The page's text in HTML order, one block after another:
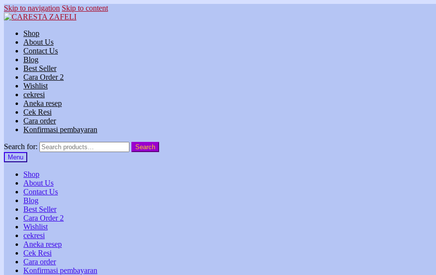
Skip to navigation Skip to content
Shop
About Us
Contact Us
Blog
Best Seller
Cara Order 2
Wishlist
cekresi
Aneka resep
Cek Resi
Cara order
Konfirmasi pembayaran
Search for:
Search
Menu
Shop
About Us
Contact Us
Blog
Best Seller
Cara Order 2
Wishlist
cekresi
Aneka resep
Cek Resi
Cara order
Konfirmasi pembayaran